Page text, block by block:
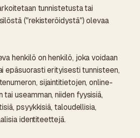
tunnistetusta tai
("rekisteröidystä") olevaa
henkilö on henkilö, joka voidaan
epäsuorasti erityisesti tunnisteen,
sijaintitietojen, online-
useamman, niiden fyysisiä,
psyykkisiä, taloudellisia,
identiteettejä.